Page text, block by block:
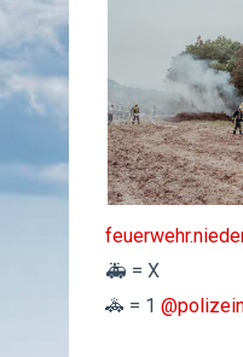
🚑 = X
🚓 = 1